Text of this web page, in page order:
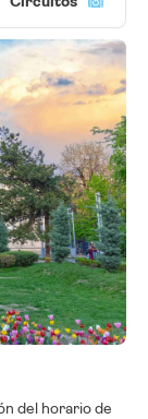
del horario de